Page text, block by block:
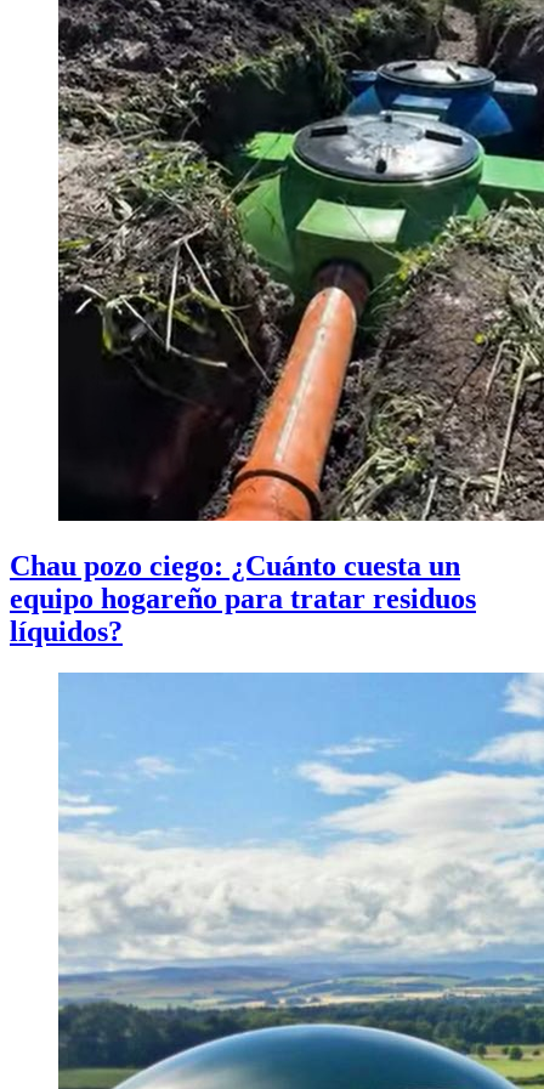
Chau pozo ciego: ¿Cuánto cuesta un
equipo hogareño para tratar residuos
líquidos?